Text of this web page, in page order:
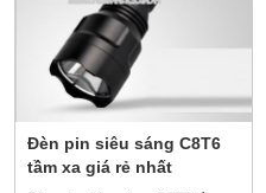
Đèn pin siêu sáng C8T6
tầm xa giá rẻ nhất